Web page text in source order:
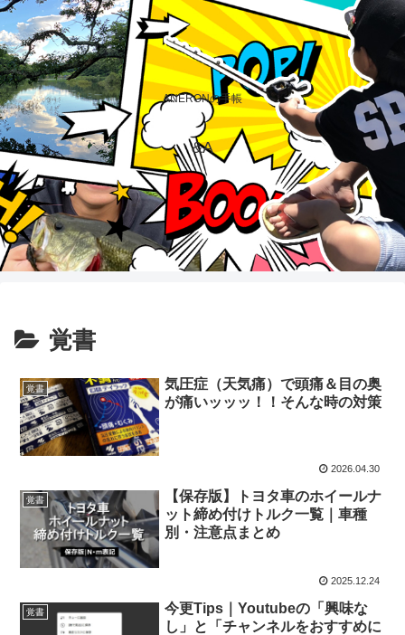
ANERONの手帳
&A
覚書
覚書
気圧症（天気痛）で頭痛＆目の奥
が痛いッッッ！！そんな時の対策
2026.04.30
覚書
【保存版】トヨタ車のホイールナ
ット締め付けトルク一覧｜車種
別・注意点まとめ
2025.12.24
覚書
今更Tips｜Youtubeの「興味な
し」と「チャンネルをおすすめに